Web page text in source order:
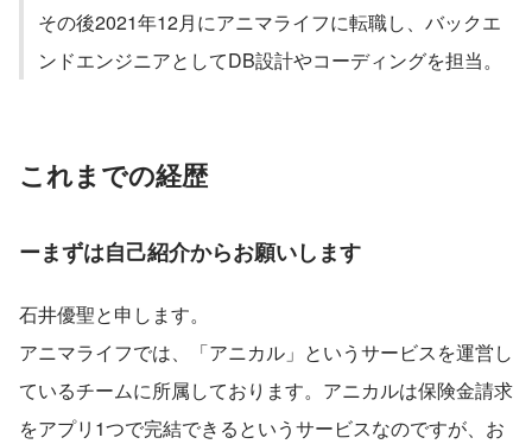
その後2021年12月にアニマライフに転職し、バックエ
ンドエンジニアとしてDB設計やコーディングを担当。
これまでの経歴
ーまずは自己紹介からお願いします
石井優聖と申します。
アニマライフでは、「アニカル」というサービスを運営し
ているチームに所属しております。アニカルは保険金請求
をアプリ1つで完結できるというサービスなのですが、お